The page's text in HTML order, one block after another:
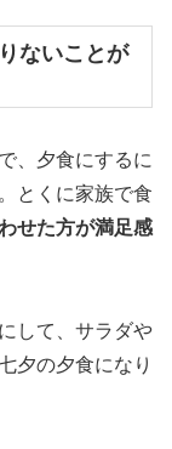
ないことが
、夕食にするに
とくに家族で食
せた方が満足感
して、サラダや
夕の夕食になり